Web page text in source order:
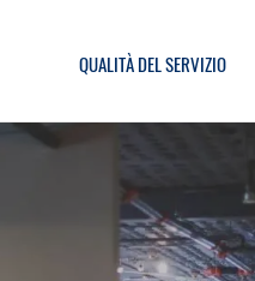
QUALITÀ DEL SERVIZIO